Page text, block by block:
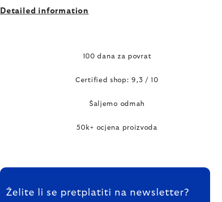
Detailed information
100 dana za povrat
Certified shop: 9,3 / 10
Šaljemo odmah
50k+ ocjena proizvoda
FOOTER
Želite li se pretplatiti na newsletter?